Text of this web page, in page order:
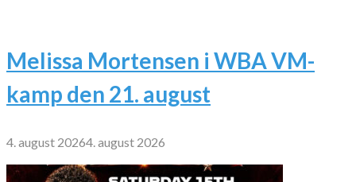
Melissa Mortensen i WBA VM-
kamp den 21. august
4. august 20264. august 2026